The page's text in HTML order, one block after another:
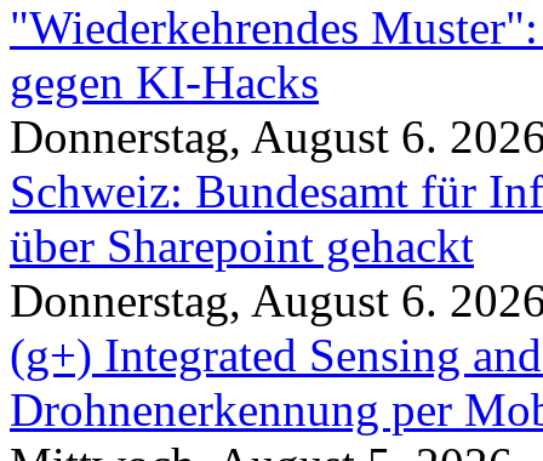
"Wiederkehrendes
gegen KI-Hacks
Donnerstag, August 6.
Schweiz: Bundesamt für
über Sharepoint gehackt
Donnerstag, August 6.
(g+) Integrated Sensing
Drohnenerkennung per